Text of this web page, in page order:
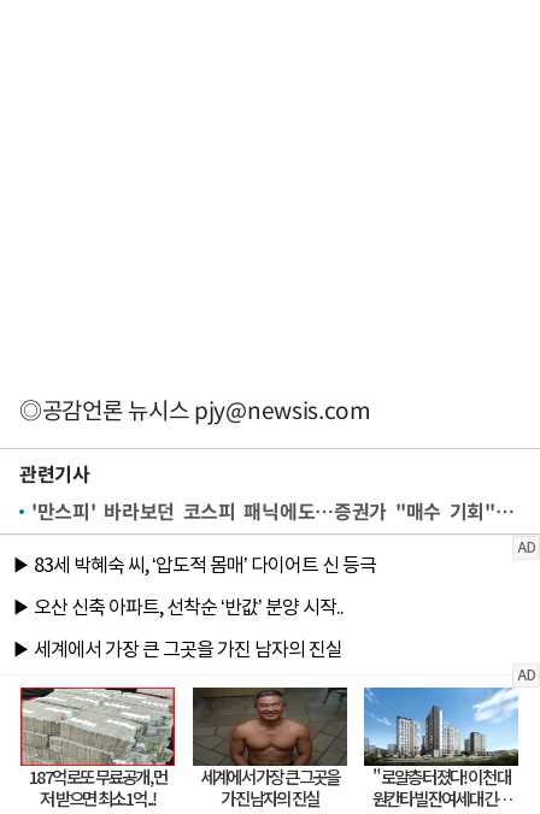
◎공감언론 뉴시스pjy@newsis.com
관련기사
'만스피' 바라보던 코스피 패닉에도…증권가 "매수 기회" 왜?